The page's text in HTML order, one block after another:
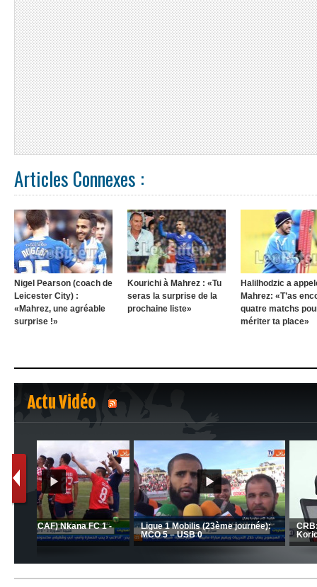
Articles Connexes :
Nigel Pearson (coach de
Leicester City) :
«Mahrez, une agréable
surprise !»
Kourichi à Mahrez : «Tu
seras la surprise de la
prochaine liste»
Halilhodzic a
Mahrez: «T’as
quatre matchs
mériter ta place»
Actu Vidéo
1 2
MCA: Kaci-Saïd évoque le
succès du Mouloudia face
MFM
JSK: Brahim Zafour évoque la
situation du club